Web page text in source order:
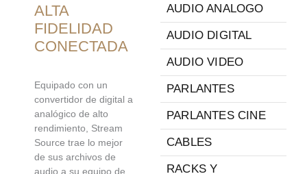
ALTA
FIDELIDAD
CONECTADA
Equipado con un
convertidor de digital a
analógico de alto
rendimiento, Stream
Source trae lo mejor
de sus archivos de
audio a su equipo de
AUDIO ANALOGO
AUDIO DIGITAL
AUDIO VIDEO
PARLANTES
PARLANTES CINE
CABLES
RACKS Y